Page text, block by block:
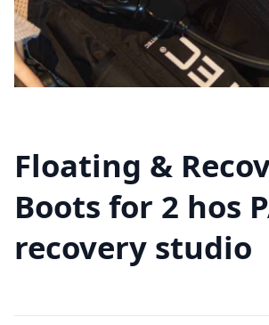
Floating &
Boots for 2 hos
recovery studio